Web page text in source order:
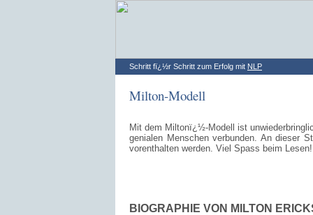
Schritt fï¿½r Schritt zum Erfolg mit NLP
Milton-Modell
Mit dem Miltonï¿½-Modell ist
genialen Menschen verbunden. An dieser
vorenthalten werden. Viel Spass beim Lesen!
BIOGRAPHIE VON MILTON